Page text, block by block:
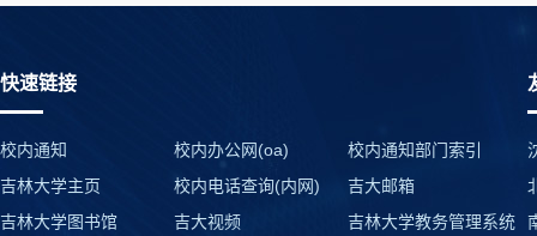
快速链接
校内通知 校内办公网(oa)
校内通知部门索引
吉林大学主页
校内电话查询(内网)
吉大邮箱
吉林大学图书馆
吉大视频 吉林大学教务管理系统